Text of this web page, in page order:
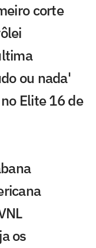
corte
ou nada'
Elite 16 de
os